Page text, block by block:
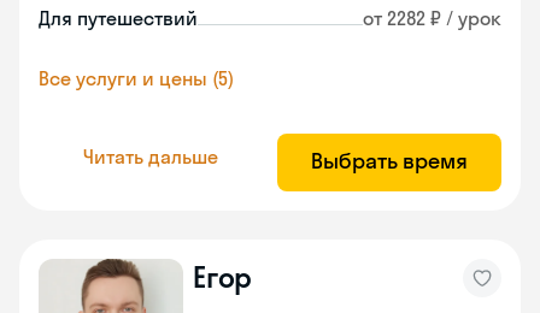
Для путешествий от 2282 ₽ / урок
Все услуги и цены (5)
Читать дальше Выбрать время
Егор